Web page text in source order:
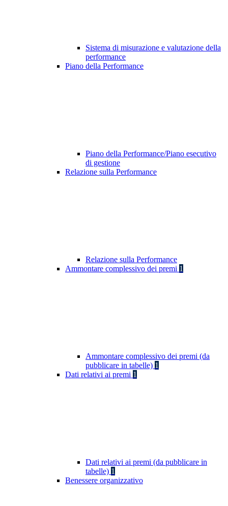
Sistema di misurazione e valutazione della
performance
Piano della Performance
Piano della Performance/Piano esecutivo
di gestione
Relazione sulla Performance
Relazione sulla Performance
Ammontare complessivo dei premi 1
Ammontare complessivo dei premi (da
pubblicare in tabelle) 1
Dati relativi ai premi 1
Dati relativi ai premi (da pubblicare in
tabelle) 1
Benessere organizzativo